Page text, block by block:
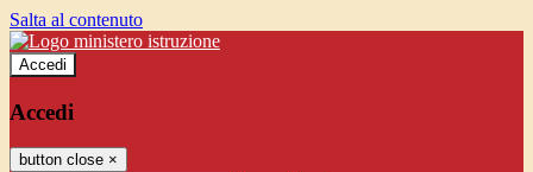
Salta al contenuto
Accedi
Accedi
button close ×